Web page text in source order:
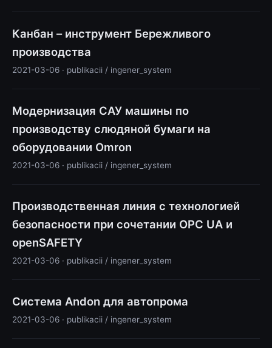
Канбан – инструмент Бережливого
производства
2021-03-06 · publikacii / ingener_system
Модернизация САУ машины по
производству слюдяной бумаги на
оборудовании Omron
2021-03-06 · publikacii / ingener_system
Производственная линия с технологией
безопасности при сочетании OPC UA и
openSAFETY
2021-03-06 · publikacii / ingener_system
Система Andon для автопрома
2021-03-06 · publikacii / ingener_system